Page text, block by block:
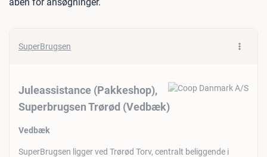
SuperBrugsen
Juleassistance (Pakkeshop),
Superbrugsen Trørød (Vedbæk)
Vedbæk
SuperBrugsen ligger ved Trørød Torv, centralt beliggende i